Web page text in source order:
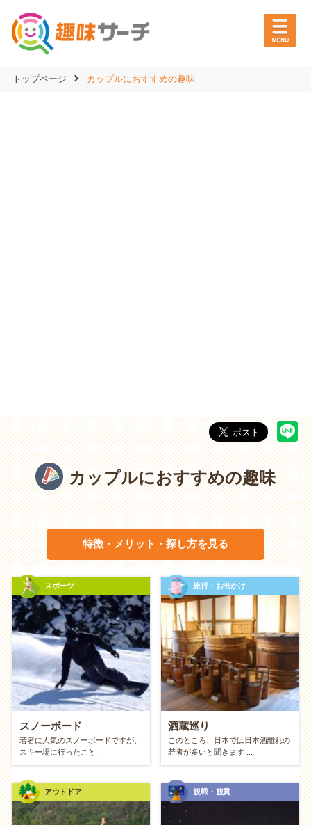
トップページ カップルにおすすめの趣味
カップルにおすすめの趣味
特徴・メリット・探し方を見る
カップルにおすすめの趣味の特徴
思い出を重ねる「プロジェクト・スタイ
ル」
「次の休みはあれをしよう」「今度はあそこに行こ
です。旅行の計画を練ったり、一緒にDIYで家具を作っ
たり、料理を作ったり。プロセスを含めて共有するこ
二人の絆をより強く結びつけてくれます。
スポーツ
スノーボード
若者に人気のスノーボードですが、
スキー場に行ったこと ...
旅行・お出かけ
酒蔵巡り
このところ、日本では日本酒離れの
若者が多いと聞きます ...
アウトドア 観戦・観賞